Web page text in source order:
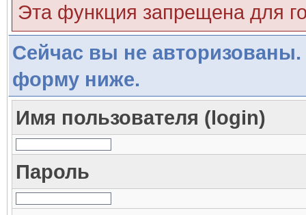
Эта функция запрещена для
Сейчас вы не авторизованы.
форму ниже.
Имя пользователя (login)
Пароль